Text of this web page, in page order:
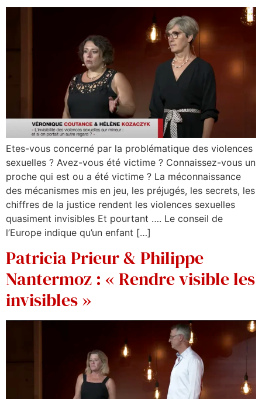
Etes-vous concerné par la problématique des violences
sexuelles ? Avez-vous été victime ? Connaissez-vous un
proche qui est ou a été victime ? La méconnaissance
des mécanismes mis en jeu, les préjugés, les secrets, les
chiffres de la justice rendent les violences sexuelles
quasiment invisibles Et pourtant …. Le conseil de
l’Europe indique qu’un enfant […]
Patricia Prieur & Philippe
Nantermoz : « Rendre visible les
invisibles »